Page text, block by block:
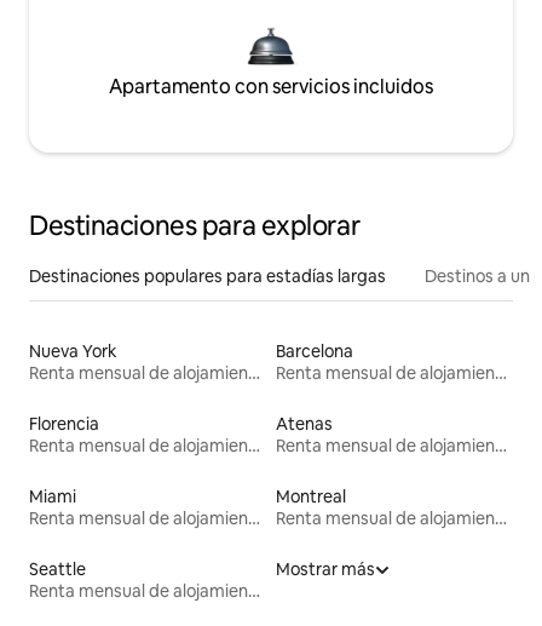
Apartamento con servicios incluidos
Destinaciones para explorar
Destinaciones populares para estadías largas Destinos a un
Nueva York
Renta mensual de alojamientos
Barcelona
Renta mensual de alojamientos
Florencia
Renta mensual de alojamientos
Atenas
Renta mensual de alojamientos
Miami
Renta mensual de alojamientos
Montreal
Renta mensual de alojamientos
Seattle
Renta mensual de alojamientos
Mostrar más